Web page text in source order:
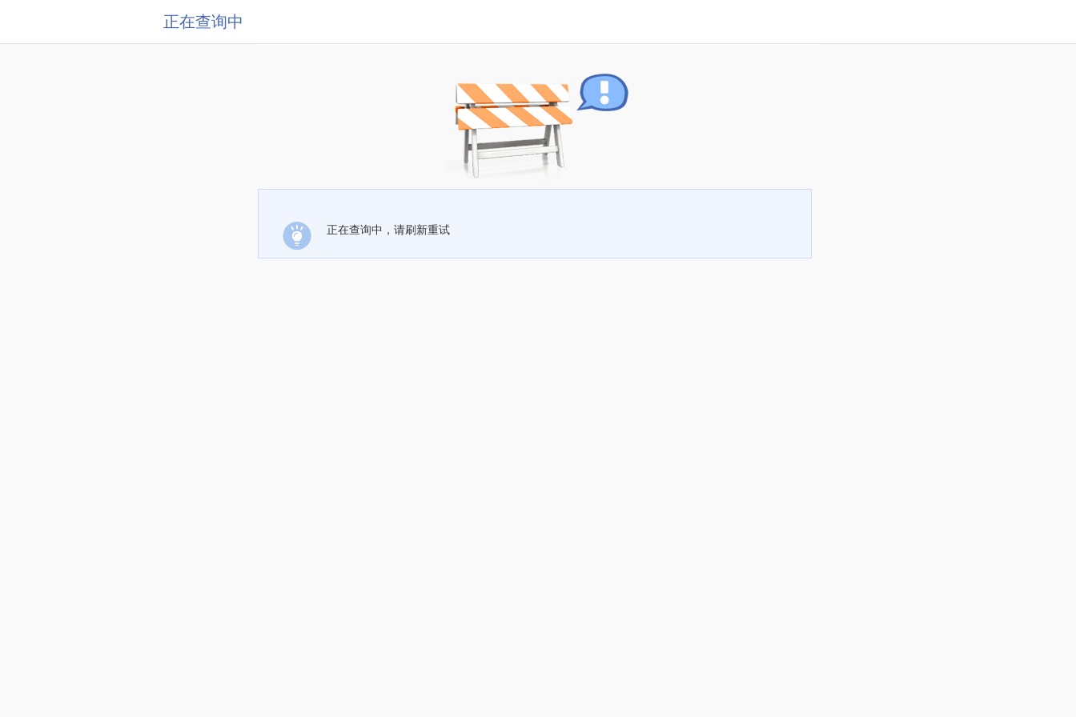
正在查询中
正在查询中，请刷新重试